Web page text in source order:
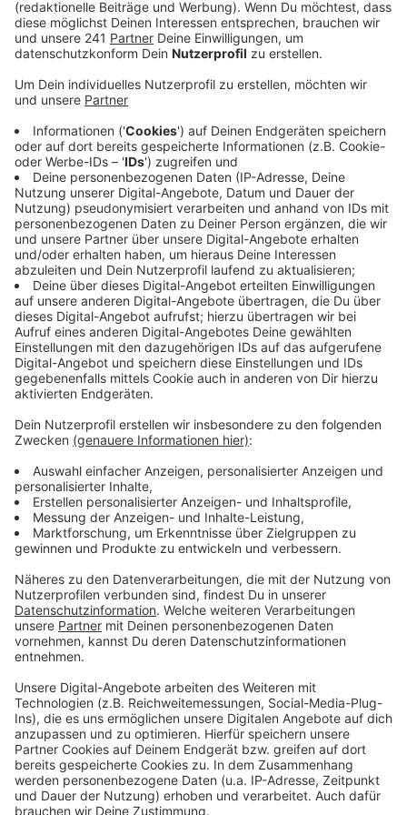
Anzeige
Einsatzkräfte haben am Sonntagabend einen Mann aus
Leverkusen schwerverletzt vorgefunden und ins
Krankenhaus gebracht, nachdem er selbst einen
Notruf abgegeben hatte. Der 43-Jährige gab an, er sei
nahe der Bahnstrecke zwischen Solinger Straße und
der Wupper von einem Unbekannten mit einem Messer
attackiert worden. In der Nähe des Tatorts stellte die
Polizei dann auch einen Tatverdächtigen und nahm ihn
vorläufig fest. Die Ermittlungen laufen noch.
Anzeige
Mehr Meldungen aus Leverkusen
Anzeige
angewiesen
A1 bei Leverkusen: Rastplatz in Steinbüchel kommt
Leverkusener SPD fordert größere Mülleimer in
Hitdorf
Anzeige
Anzeige